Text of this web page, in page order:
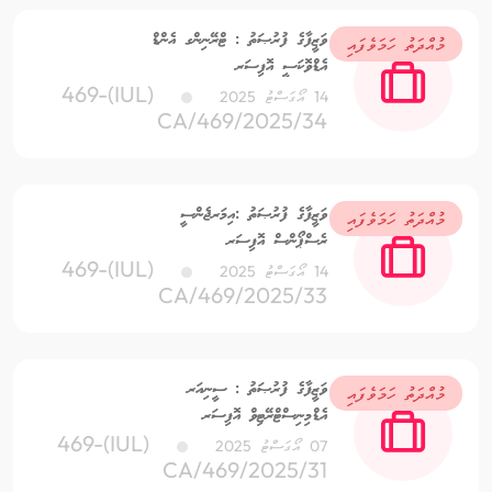
މުއްދަތު ހަމަވެފައި
ވަޒީފާގެ ފުރުޞަތު : ޓްރޭނިންގ އެންޑް
އެޑްވޮކަސީ އޮފިސަރ
14 އޯގަސްޓު 2025
(IUL)469-
CA/469/2025/34
މުއްދަތު ހަމަވެފައި
ވަޒީފާގެ ފުރުޞަތު :އިމަރޖެންސީ
ރެސްޕޯންސް އޮފިސަރ
14 އޯގަސްޓު 2025
(IUL)469-
CA/469/2025/33
މުއްދަތު ހަމަވެފައި
ވަޒީފާގެ ފުރުޞަތު : ސީނިއަރ
އެޑްމިނިސްޓްރޭޓިވް އޮފިސަރ
07 އޯގަސްޓު 2025
(IUL)469-
CA/469/2025/31